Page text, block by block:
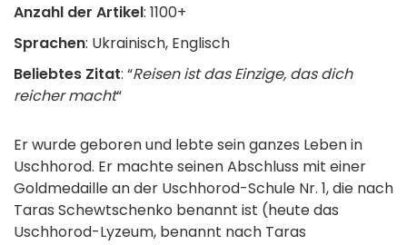
Anzahl der Artikel: 1100+
Sprachen: Ukrainisch, Englisch
Beliebtes Zitat: “Reisen ist das Einzige, das dich
reicher macht“
Er wurde geboren und lebte sein ganzes Leben in
Uschhorod. Er machte seinen Abschluss mit einer
Goldmedaille an der Uschhorod-Schule Nr. 1, die nach
Taras Schewtschenko benannt ist (heute das
Uschhorod-Lyzeum, benannt nach Taras